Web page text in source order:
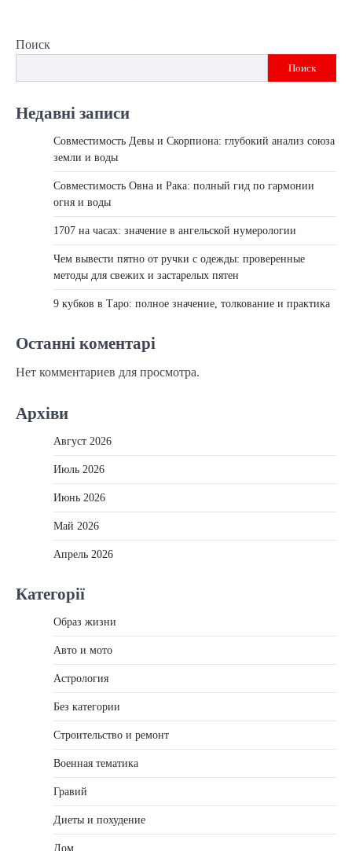
Поиск
Поиск
Недавні записи
Совместимость Девы и Скорпиона: глубокий анализ союза
земли и воды
Совместимость Овна и Рака: полный гид по гармонии
огня и воды
1707 на часах: значение в ангельской нумерологии
Чем вывести пятно от ручки с одежды: проверенные
методы для свежих и застарелых пятен
9 кубков в Таро: полное значение, толкование и практика
Останні коментарі
Нет комментариев для просмотра.
Архіви
Август 2026
Июль 2026
Июнь 2026
Май 2026
Апрель 2026
Категорії
Образ жизни
Авто и мото
Астрология
Без категории
Строительство и ремонт
Военная тематика
Гравий
Диеты и похудение
Дом